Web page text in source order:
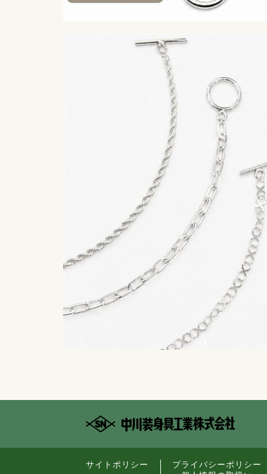
サイトポリシー
プライバシーポリシー